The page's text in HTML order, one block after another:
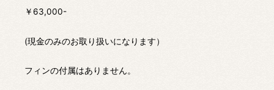
￥63,000-
(現金のみのお取り扱いになります）
フィンの付属はありません。